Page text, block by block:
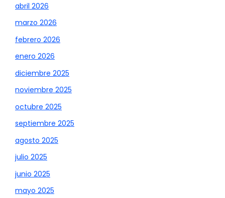
abril 2026
marzo 2026
febrero 2026
enero 2026
diciembre 2025
noviembre 2025
octubre 2025
septiembre 2025
agosto 2025
julio 2025
junio 2025
mayo 2025